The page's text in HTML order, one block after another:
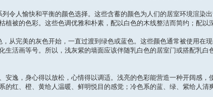
令人愉快和平衡的颜色选择。这些含蓄的颜色为人们的居室环境渲染
植被的色彩。这些色调优雅和朴素，配以白色的木线整洁而简约；配以
从完美的灰色开始，一直过渡到绿色或蓝色。这些颜色通常被使用在
生活画等号。所以，浅灰紫的墙面应该伴随乳白色的居室门或搭配乳白
安逸，身心得以放松，心情得以调适。浅亮的色彩能营造一种开阔感
的红、橙、黄给人温暖、鲜明悦目的感觉；冷色系的蓝、绿、紫给人清